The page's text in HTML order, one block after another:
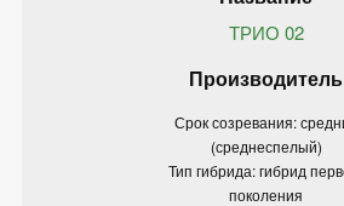
ТРИО 02
Срок созревания:
(среднеспелый)
Тип гибрида: гибрид
поколения